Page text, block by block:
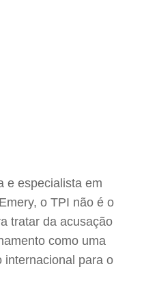
e especialista em
o TPI não é o
tratar da acusação
como uma
internacional para o